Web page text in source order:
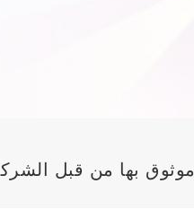
موثوق بها من قبل الشركات